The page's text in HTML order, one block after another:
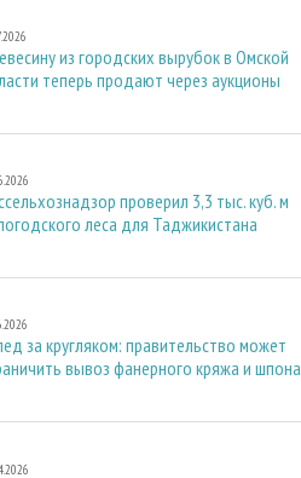
из городских вырубок в Омской
теперь продают через аукционы
проверил 3,3 тыс. куб. м
леса для Таджикистана
за кругляком: правительство может
вывоз фанерного кряжа и шпона